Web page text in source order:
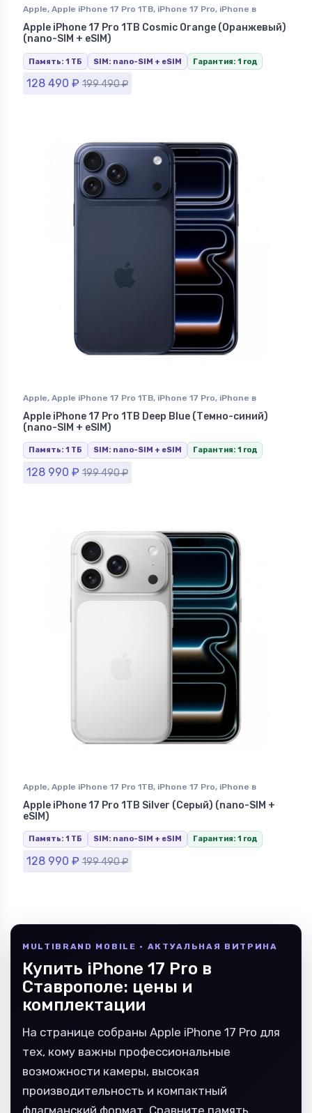
Apple, Apple iPhone 17 Pro 1TB, iPhone 17 Pro, iPhone в
Ставрополе
Apple iPhone 17 Pro 1TB Cosmic Orange (Оранжевый)
(nano-SIM + eSIM)
Память: 1 ТБ SIM: nano-SIM + eSIM Гарантия: 1 год
128 490 ₽ 199 490₽
Apple, Apple iPhone 17 Pro 1TB, iPhone 17 Pro, iPhone в
Ставрополе
Apple iPhone 17 Pro 1TB Deep Blue (Темно-синий)
(nano-SIM + eSIM)
Память: 1 ТБ SIM: nano-SIM + eSIM Гарантия: 1 год
128 990 ₽ 199 490₽
Apple, Apple iPhone 17 Pro 1TB, iPhone 17 Pro, iPhone в
Ставрополе
Apple iPhone 17 Pro 1TB Silver (Серый) (nano-SIM +
eSIM)
Память: 1 ТБ SIM: nano-SIM + eSIM Гарантия: 1 год
128 990 ₽ 199 490₽
MULTIBRAND MOBILE · АКТУАЛЬНАЯ ВИТРИНА
Купить iPhone 17 Pro в
Ставрополе: цены и
комплектации
На странице собраны Apple iPhone 17 Pro для
тех, кому важны профессиональные
возможности камеры, высокая
производительность и компактный
флагманский формат. Сравните память,